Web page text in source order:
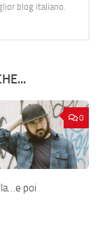
blog italiano.
0
poi